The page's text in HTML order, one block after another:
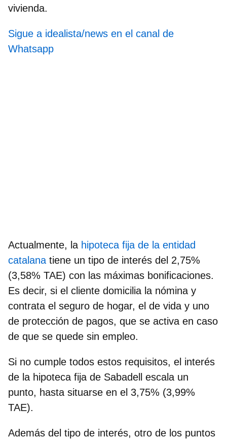
vivienda.
Sigue a idealista/news en el canal de
Whatsapp
Actualmente, la hipoteca fija de la entidad
catalana tiene un tipo de interés del 2,75%
(3,58% TAE) con las máximas bonificaciones.
Es decir, si el cliente domicilia la nómina y
contrata el seguro de hogar, el de vida y uno
de protección de pagos, que se activa en caso
de que se quede sin empleo.
Si no cumple todos estos requisitos, el interés
de la hipoteca fija de Sabadell escala un
punto, hasta situarse en el 3,75% (3,99%
TAE).
Además del tipo de interés, otro de los puntos